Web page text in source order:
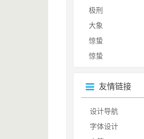
极刑
大象
惊蛰
惊蛰
友情链接
设计导航
字体设计